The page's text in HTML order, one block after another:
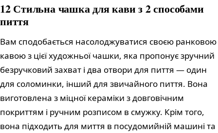
12 Стильна чашка для кави з 2 способами
пиття
Вам сподобається насолоджуватися своєю ранковою
кавою з цієї художньої чашки, яка пропонує зручний
безручковий захват і два отвори для пиття — один
для соломинки, інший для звичайного пиття. Вона
виготовлена з міцної кераміки з довговічним
покриттям і ручним розписом в смужку. Крім того,
вона підходить для миття в посудомийній машині та